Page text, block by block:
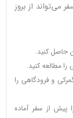
می‌تواند از بروز
حاصل کنید.
را مطالعه کنید.
و فرودگاهی را
از سفر آماده